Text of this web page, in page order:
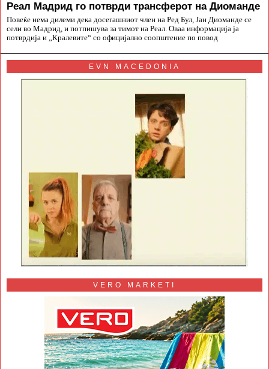
Реал Мадрид го потврди трансферот на Диоманде
Повеќе нема дилеми дека досегашниот член на Ред Бул, Јан Диоманде се
сели во Мадрид, и потпишува за тимот на Реал. Оваа информација ја
потврдија и „Кралевите“ со официјално соопштение по повод
EVN MACEDONIA
VERO MARKETI